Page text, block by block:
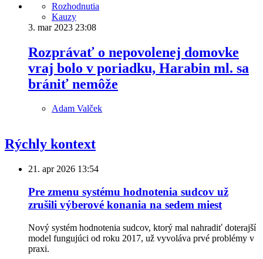
Rozhodnutia
Kauzy
3. mar 2023 23:08
Rozprávať o nepovolenej domovke
vraj bolo v poriadku, Harabin ml. sa
brániť nemôže
Adam Valček
Rýchly kontext
21. apr 2026 13:54
Pre zmenu systému hodnotenia sudcov už
zrušili výberové konania na sedem miest
Nový systém hodnotenia sudcov, ktorý mal nahradiť doterajší
model fungujúci od roku 2017, už vyvoláva prvé problémy v
praxi.